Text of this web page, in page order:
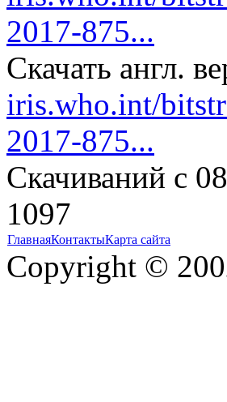
2017-875...
Скачать англ.
iris.who.int/
2017-875...
Cкачиваний с
1097
ГлавнаяКонтактыКарта сайта
Copyright ©